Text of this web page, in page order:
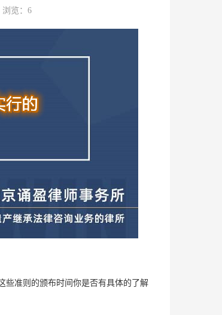
览：6
些准则的颁布时间你是否有具体的了解